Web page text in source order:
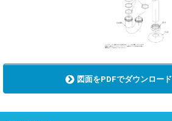
図面をPDFでダウンロード